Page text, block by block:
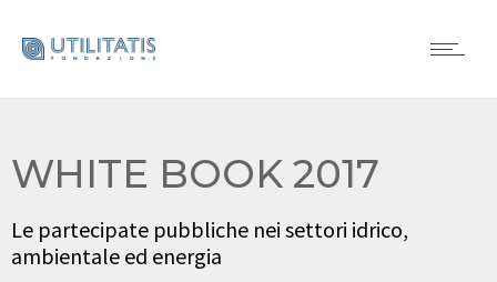
WHITE BOOK 2017
Le partecipate pubbliche nei settori idrico,
ambientale ed energia